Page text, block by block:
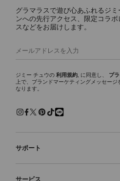
グラマラスで遊び心あふれるジ
ンへの先行アクセス、限定コラ
スなどをお届けします。
ジミー チュウの 利用規約, に同意し、 プ
上で、ブランドマーケティングメッセー
なります。
サポート